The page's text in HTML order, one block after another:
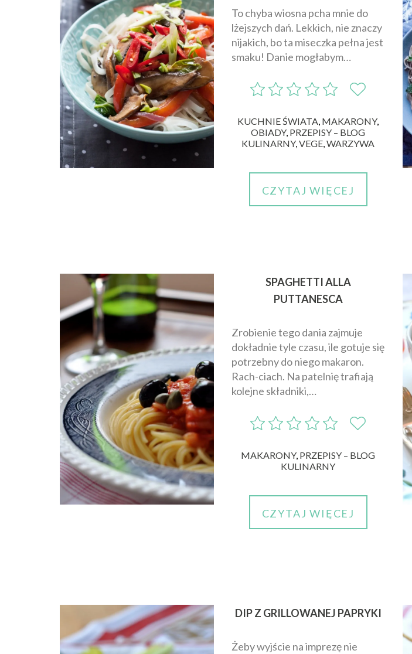
To chyba wiosna pcha mnie do
lżejszych dań. Lekkich, nie znaczy
nijakich, bo ta miseczka pełna jest
smaku! Danie mogłabym…
KUCHNIE ŚWIATA, MAKARONY,
OBIADY, PRZEPISY – BLOG
KULINARNY,VEGE,WARZYWA
CZYTAJ WIĘCEJ
SPAGHETTI ALLA
PUTTANESCA
Zrobienie tego dania zajmuje
dokładnie tyle czasu, ile gotuje się
potrzebny do niego makaron.
Rach-ciach. Na patelnię trafiają
kolejne składniki,…
MAKARONY, PRZEPISY – BLOG
KULINARNY
CZYTAJ WIĘCEJ
DIP Z GRILLOWANEJ PAPRYKI
Żeby wyjście na imprezę nie